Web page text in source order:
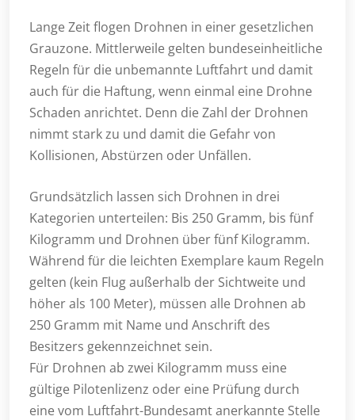
Lange Zeit flogen Drohnen in einer gesetzlichen
Grauzone. Mittlerweile gelten bundeseinheitliche
Regeln für die unbemannte Luftfahrt und damit
auch für die Haftung, wenn einmal eine Drohne
Schaden anrichtet. Denn die Zahl der Drohnen
nimmt stark zu und damit die Gefahr von
Kollisionen, Abstürzen oder Unfällen.
Grundsätzlich lassen sich Drohnen in drei
Kategorien unterteilen: Bis 250 Gramm, bis fünf
Kilogramm und Drohnen über fünf Kilogramm.
Während für die leichten Exemplare kaum Regeln
gelten (kein Flug außerhalb der Sichtweite und
höher als 100 Meter), müssen alle Drohnen ab
250 Gramm mit Name und Anschrift des
Besitzers gekennzeichnet sein.
Für Drohnen ab zwei Kilogramm muss eine
gültige Pilotenlizenz oder eine Prüfung durch
eine vom Luftfahrt-Bundesamt anerkannte Stelle